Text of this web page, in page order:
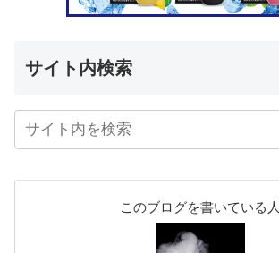
サイト内検索
このブログを書いている人